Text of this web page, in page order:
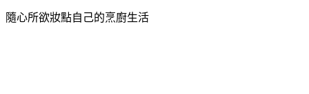
隨心所欲妝點自己的烹廚生活